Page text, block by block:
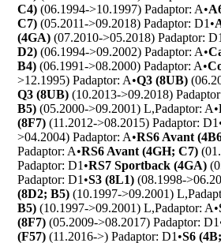
C4) (06.1994->10.1997) Padaptor: A•
C7) (05.2011->09.2018) Padaptor: D1 •
(4GA) (07.2010->05.2018) Padaptor: D1
D2) (06.1994->09.2002) Padaptor: A•
B4) (06.1991->08.2000) Padaptor: A•
>12.1995) Padaptor: A•Q3 (8UB)
Q3 (8UB) (10.2013->09.2018) P
B5) (05.2000->09.2001) L,Padaptor: A•
(8F7) (11.2012->08.2015) Padaptor: D1
>04.2004) Padaptor: A•RS6 Avant
Padaptor: A•RS6 Avant (4GH; C7)
Padaptor: D1 •RS7 Sportback (4GA)
Padaptor: D1 •S3 (8L1) (08.1998-
(8D2; B5) (10.1997->09.2001) L,P
B5) (10.1997->09.2001) L,Padaptor: A•
(8F7) (05.2009->08.2017) Padaptor: D1
(F57) (11.2016->) Padaptor: D1 •S6